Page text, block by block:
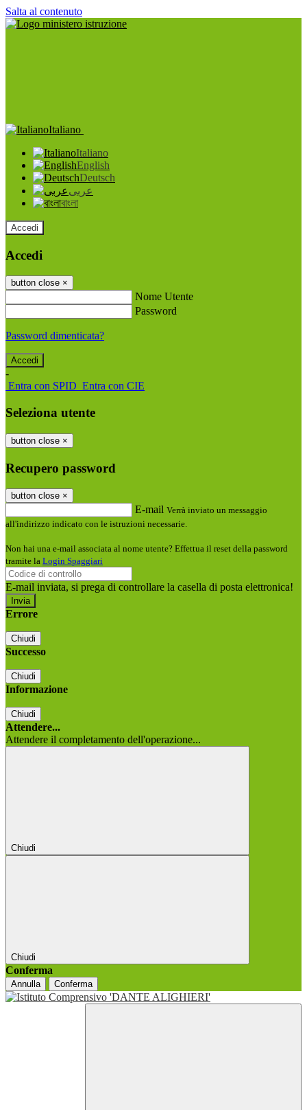
Salta al contenuto
Italiano
Italiano
English
Deutsch
عربى
বাংলা
Accedi
Accedi
button close ×
Nome Utente
Password
Password dimenticata?
-
Entra con SPID Entra con CIE
Seleziona utente
button close ×
Recupero password
button close ×
E-mail Verrà inviato un messaggio
all'indirizzo indicato con le istruzioni necessarie.
Non hai una e-mail associata al nome utente? Effettua il reset della password
tramite la Login Spaggiari
E-mail inviata, si prega di controllare la casella di posta elettronica!
Errore
Chiudi
Successo
Chiudi
Informazione
Chiudi
Attendere...
Attendere il completamento dell'operazione...
Chiudi
Chiudi
Conferma
Annulla Conferma